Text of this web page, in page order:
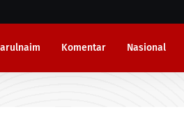
Komentar Nasional